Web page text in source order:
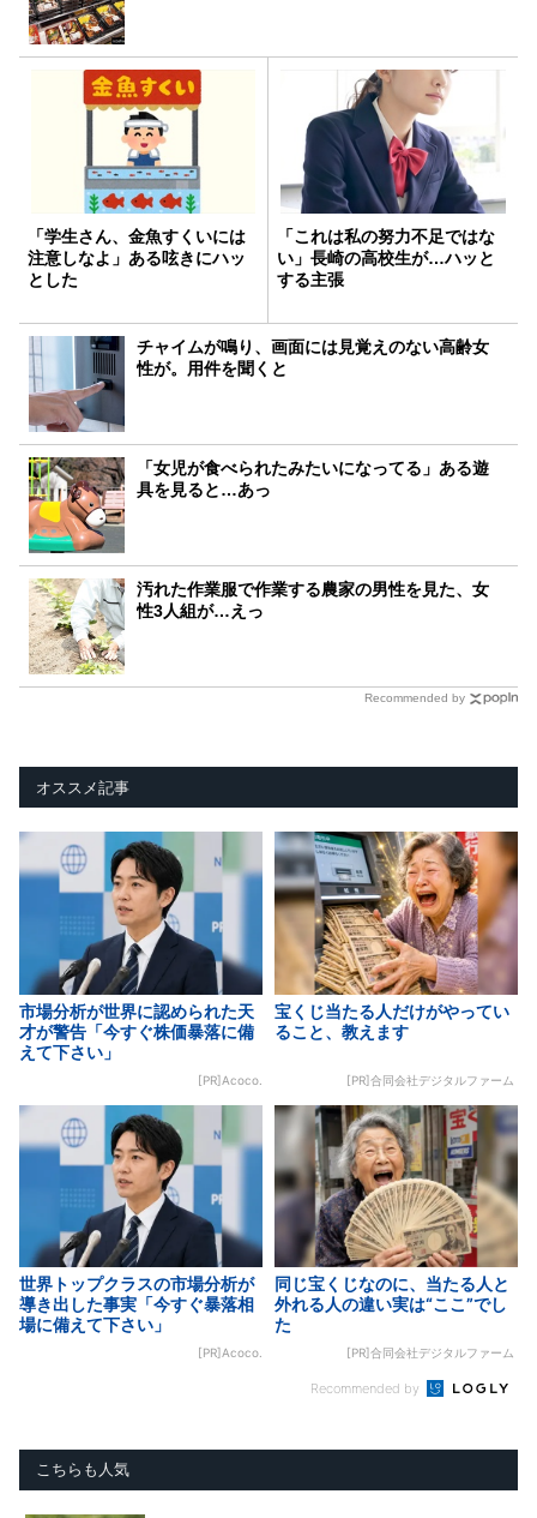
「学生さん、金魚すくいには
注意しなよ」ある呟きにハッ
とした
「これは私の努力不足ではな
い」長崎の高校生が…ハッと
する主張
チャイムが鳴り、画面には見覚えのない高齢女
性が。用件を聞くと
「女児が食べられたみたいになってる」ある遊
具を見ると…あっ
汚れた作業服で作業する農家の男性を見た、女
性3人組が…えっ
Recommended by
オススメ記事
市場分析が世界に認められた天
才が警告「今すぐ株価暴落に備
えて下さい」
[PR]Acoco.
宝くじ当たる人だけがやってい
ること、教えます
[PR]合同会社デジタルファーム
世界トップクラスの市場分析が
導き出した事実「今すぐ暴落相
場に備えて下さい」
[PR]Acoco.
同じ宝くじなのに、当たる人と
外れる人の違い実は“ここ”でし
た
[PR]合同会社デジタルファーム
Recommended by
こちらも人気